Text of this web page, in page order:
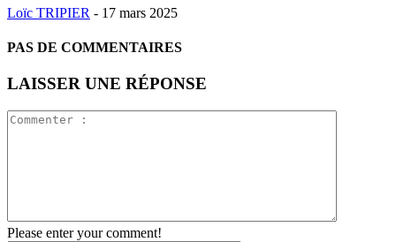
Loïc TRIPIER - 17 mars 2025
PAS DE COMMENTAIRES
LAISSER UNE RÉPONSE
Please enter your comment!